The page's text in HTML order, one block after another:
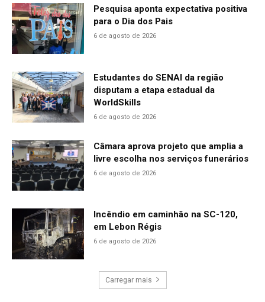
Pesquisa aponta expectativa positiva
para o Dia dos Pais
6 de agosto de 2026
Estudantes do SENAI da região
disputam a etapa estadual da
WorldSkills
6 de agosto de 2026
Câmara aprova projeto que amplia a
livre escolha nos serviços funerários
6 de agosto de 2026
Incêndio em caminhão na SC-120,
em Lebon Régis
6 de agosto de 2026
Carregar mais